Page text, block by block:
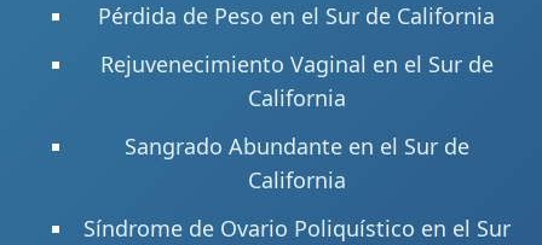
Pérdida de Peso en el Sur de California
Rejuvenecimiento Vaginal en el Sur de
California
Sangrado Abundante en el Sur de
California
Síndrome de Ovario Poliquístico en el Sur